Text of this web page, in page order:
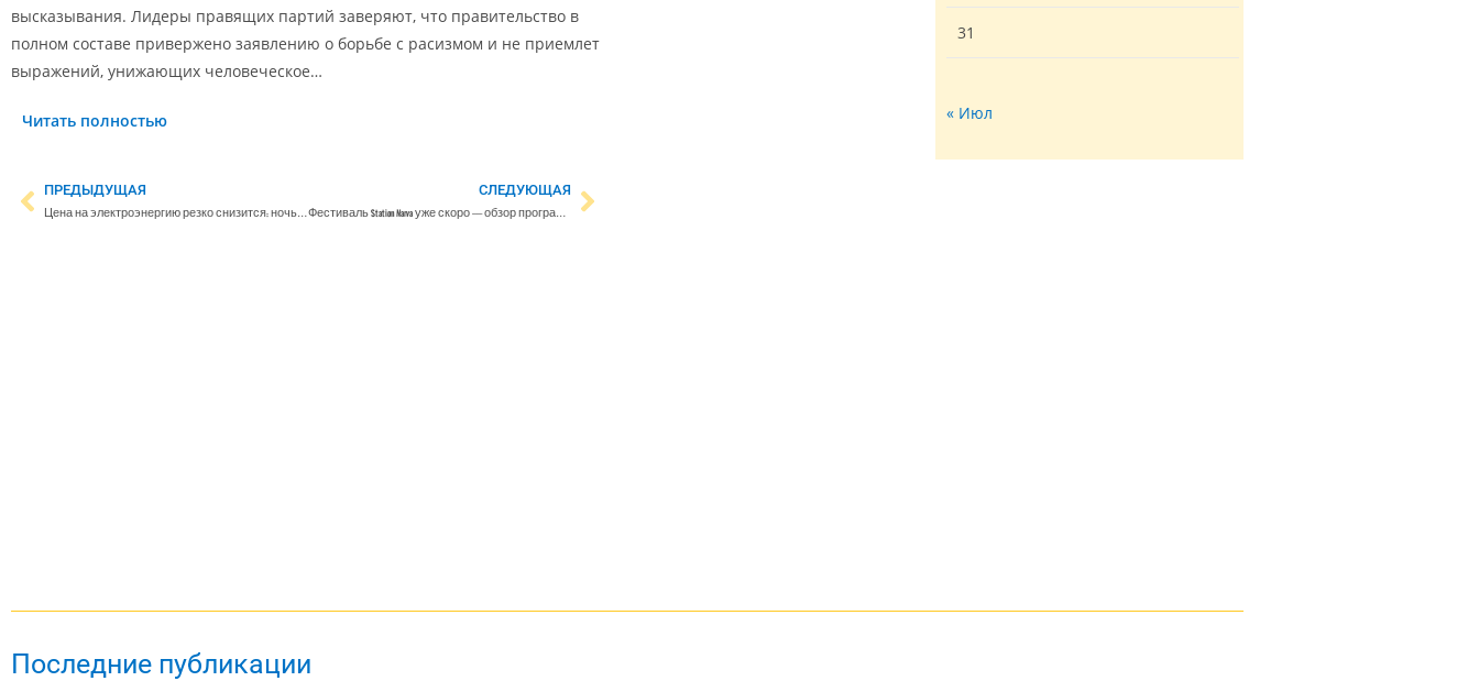
высказывания. Лидеры правящих партий заверяют, что правительство в
полном составе привержено заявлению о борьбе с расизмом и не приемлет
выражений, унижающих человеческое…
Читать полностью
ПРЕДЫДУЩАЯ
Цена на электроэнергию резко снизится: ночью киловатт-час будет стоить всего 0,4 цента
СЛЕДУЮЩАЯ
Фестиваль Station Narva уже скоро — обзор программы и практические советы
31
« Июл
Последние публикации